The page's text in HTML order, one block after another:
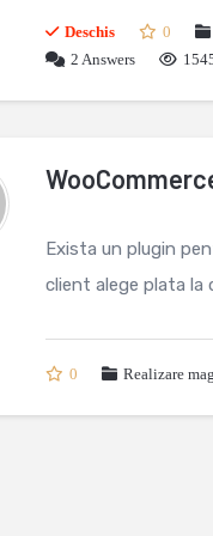
Deschis 0
2 Answers
Exista un plugin
client alege plata la
0 Realizare